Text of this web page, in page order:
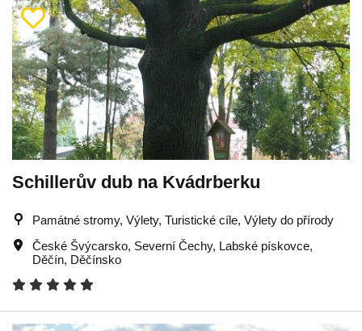
Schillerův dub na Kvádrberku
Památné stromy, Výlety, Turistické cíle, Výlety do přírody
České Švýcarsko, Severní Čechy, Labské pískovce,
Děčín, Děčínsko